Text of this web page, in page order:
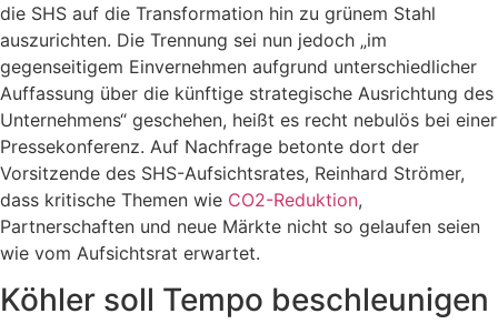
die SHS auf die Transformation hin zu grünem Stahl
auszurichten. Die Trennung sei nun jedoch „im
gegenseitigem Einvernehmen aufgrund unterschiedlicher
Auffassung über die künftige strategische Ausrichtung des
Unternehmens“ geschehen, heißt es recht nebulös bei einer
Pressekonferenz. Auf Nachfrage betonte dort der
Vorsitzende des SHS-Aufsichtsrates, Reinhard Strömer,
dass kritische Themen wie CO2-Reduktion,
Partnerschaften und neue Märkte nicht so gelaufen seien
wie vom Aufsichtsrat erwartet.
Köhler soll Tempo beschleunigen